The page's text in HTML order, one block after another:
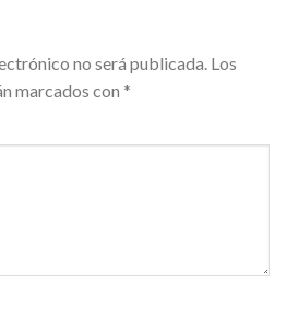
no será publicada. Los
marcados con *